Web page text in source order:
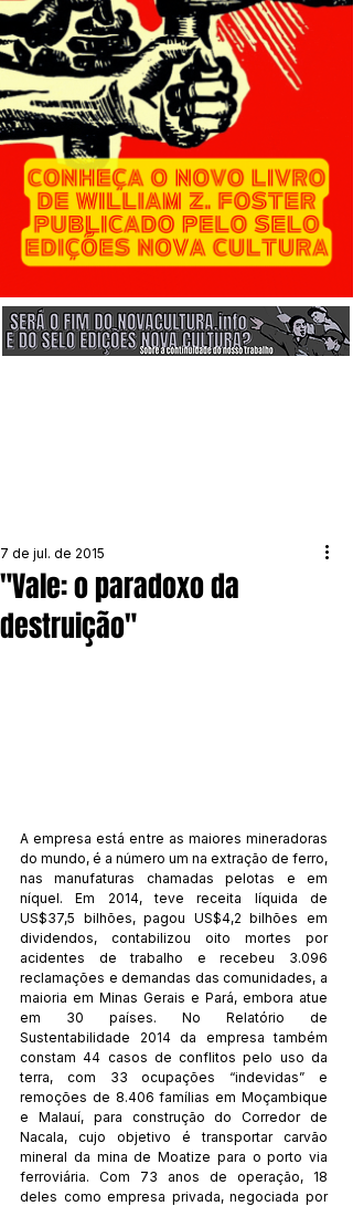
"Vale: o paradoxo da
destruição"
7 de jul. de 2015
A empresa está entre as maiores mineradoras
do mundo, é a número um na extração de ferro,
nas manufaturas chamadas pelotas e em
níquel. Em 2014, teve receita líquida de
US$37,5 bilhões, pagou US$4,2 bilhões em
dividendos, contabilizou oito mortes por
acidentes de trabalho e recebeu 3.096
reclamações e demandas das comunidades, a
maioria em Minas Gerais e Pará, embora atue
em 30 países. No Relatório de
Sustentabilidade 2014 da empresa também
constam 44 casos de conflitos pelo uso da
terra, com 33 ocupações “indevidas” e
remoções de 8.406 famílias em Moçambique
e Malauí, para construção do Corredor de
Nacala, cujo objetivo é transportar carvão
mineral da mina de Moatize para o porto via
ferroviária. Com 73 anos de operação, 18
deles como empresa privada, negociada por